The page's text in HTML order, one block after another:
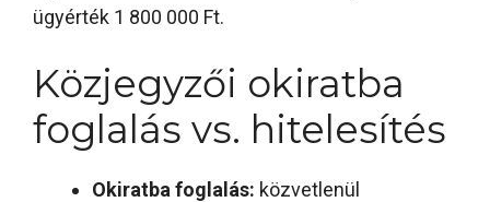
ügyérték 1 800 000 Ft.
Közjegyzői okiratba
foglalás vs. hitelesítés
Okiratba foglalás: közvetlenül